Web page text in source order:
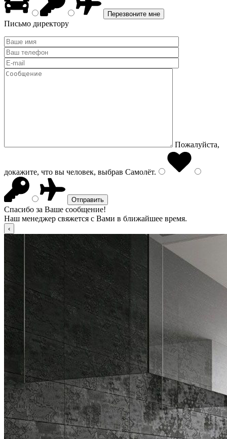
Письмо директору
Пожалуйста,
докажите, что вы человек, выбрав Самолёт.
Спасибо за Ваше сообщение!
Наш менеджер свяжется с Вами в ближайшее время.